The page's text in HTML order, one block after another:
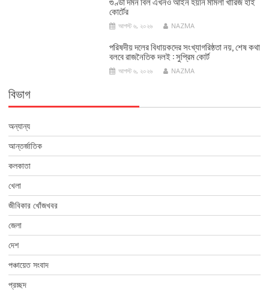
কোর্টের
আগস্ট ৬, ২০২৬ NAZMA
পরিষদীয় দলের বিধায়কদের সংখ্যাগরিষ্ঠতা নয়, শেষ কথা
বলবে রাজনৈতিক দলই : সুপ্রিম কোর্ট
আগস্ট ৬, ২০২৬ NAZMA
বিভাগ
অন্যান্য
আন্তর্জাতিক
কলকাতা
খেলা
জীবিকার খোঁজখবর
জেলা
দেশ
পঞ্চায়েত সংবাদ
প্রচ্ছদ